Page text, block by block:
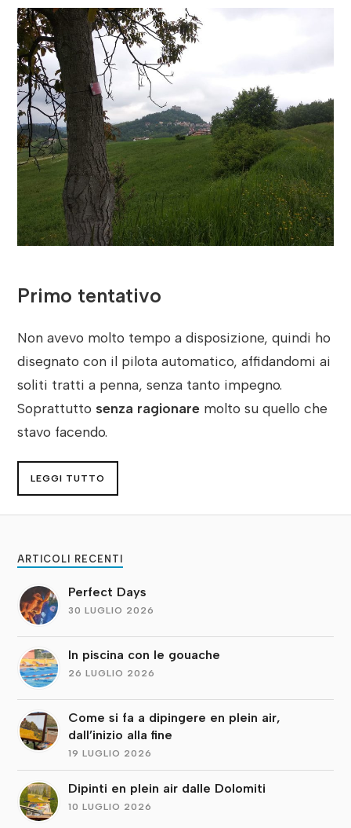
Primo tentativo
Non avevo molto tempo a disposizione, quindi ho
disegnato con il pilota automatico, affidandomi ai
soliti tratti a penna, senza tanto impegno.
Soprattutto senza ragionare molto su quello che
stavo facendo.
LEGGI TUTTO
ARTICOLI RECENTI
Perfect Days
30 LUGLIO 2026
In piscina con le gouache
26 LUGLIO 2026
Come si fa a dipingere en plein air,
dall’inizio alla fine
19 LUGLIO 2026
Dipinti en plein air dalle Dolomiti
10 LUGLIO 2026